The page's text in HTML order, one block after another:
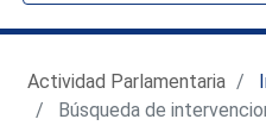
Actividad Parlamentaria
Búsqueda de